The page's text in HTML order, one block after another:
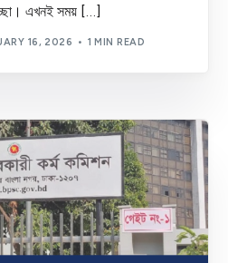
এখনই সময় […]
16, 2026 1 MIN READ